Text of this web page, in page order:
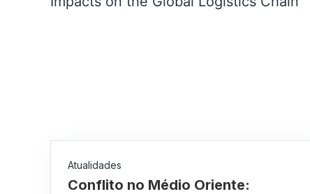
Atualidades
Conflito no Médio Oriente: